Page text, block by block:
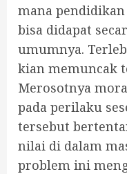
mana
bisa didapat
umumnya.
kian memuncak
Merosotnya
pada perilaku
tersebut
nilai di dalam
problem ini